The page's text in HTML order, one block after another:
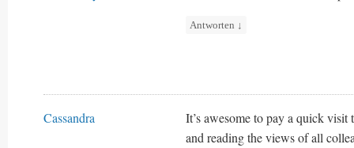
Antworten ↓
Cassandra
It’s awesome to pay a quick visit
and reading the views of all